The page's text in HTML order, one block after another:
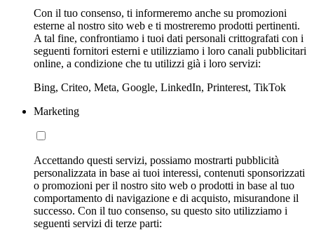
Con il tuo consenso, ti informeremo anche su promozioni
esterne al nostro sito web e ti mostreremo prodotti pertinenti.
A tal fine, confrontiamo i tuoi dati personali crittografati con i
seguenti fornitori esterni e utilizziamo i loro canali pubblicitari
online, a condizione che tu utilizzi già i loro servizi:
Bing, Criteo, Meta, Google, LinkedIn, Printerest, TikTok
Marketing
Accettando questi servizi, possiamo mostrarti pubblicità
personalizzata in base ai tuoi interessi, contenuti sponsorizzati
o promozioni per il nostro sito web o prodotti in base al tuo
comportamento di navigazione e di acquisto, misurandone il
successo. Con il tuo consenso, su questo sito utilizziamo i
seguenti servizi di terze parti: